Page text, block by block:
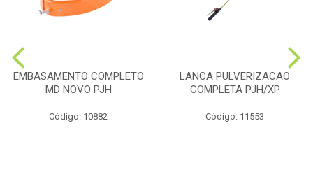
EMBASAMENTO COMPLETO
MD NOVO PJH
Código: 10882
LANCA PULVERIZACAO
COMPLETA PJH/XP
Código: 11553